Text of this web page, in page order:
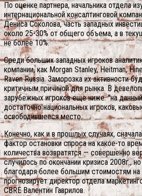
По оценке партнера, начальника отдела
интернациональной консалтинговой
Дениса Соколова, часть западных
около 25-30% от общего объема, а в
не более 10%.
Среди больших западных игроков
компании, как Morgan Stanley, Heitman,
Raven Russia. Заморозка их активности
критичным причиной для рынка. В
зарубежных игроков еще ниже. "на
достаточно национальных игроков,
освободившееся место.
Конечно, как и в прошлых случаях,
фактор остановки спроса на какое-то
количества возвратятся — совершенно
случилось по окончании кризиса 2008г.,
благодаря более большим стоимостям
прогнозирует директор отдела
CBRE Валентин Гаврилов.